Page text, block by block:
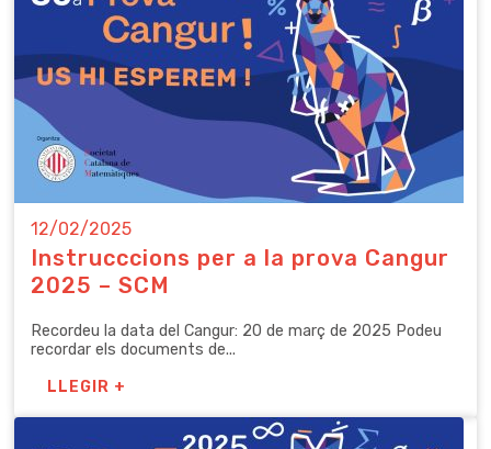
12/02/2025
Instrucccions per a la prova Cangur
2025 – SCM
Recordeu la data del Cangur: 20 de març de 2025 Podeu
recordar els documents de...
LLEGIR +